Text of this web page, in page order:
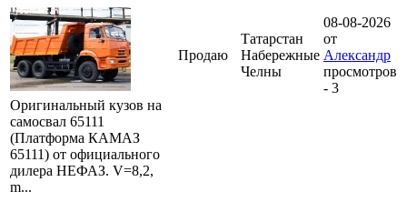
Оригинальный кузов на
самосвал 65111
(Платформа КАМАЗ
65111) от официального
дилера НЕФАЗ. V=8,2,
m...
Продаю
Татарстан
Набережные
Челны
08-08-2026
от
Александр
просмотров
- 3